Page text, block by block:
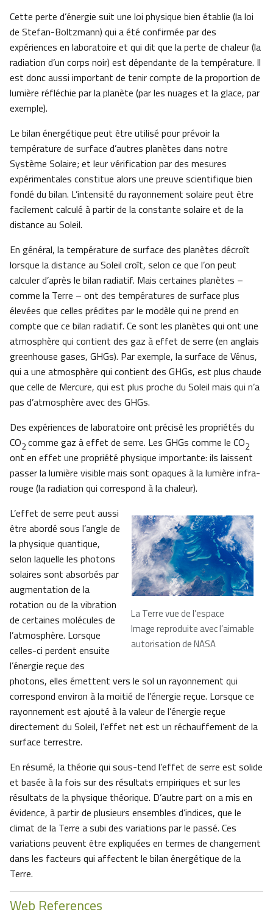
Cette perte d’énergie suit une loi physique bien établie (la loi
de Stefan-Boltzmann) qui a été confirmée par des
expériences en laboratoire et qui dit que la perte de chaleur (la
radiation d’un corps noir) est dépendante de la température. Il
est donc aussi important de tenir compte de la proportion de
lumière réfléchie par la planète (par les nuages et la glace, par
exemple).
Le bilan énergétique peut être utilisé pour prévoir la
température de surface d’autres planètes dans notre
Système Solaire; et leur vérification par des mesures
expérimentales constitue alors une preuve scientifique bien
fondé du bilan. L’intensité du rayonnement solaire peut être
facilement calculé à partir de la constante solaire et de la
distance au Soleil.
En général, la température de surface des planètes décroît
lorsque la distance au Soleil croît, selon ce que l’on peut
calculer d’après le bilan radiatif. Mais certaines planètes –
comme la Terre – ont des températures de surface plus
élevées que celles prédites par le modèle qui ne prend en
compte que ce bilan radiatif. Ce sont les planètes qui ont une
atmosphère qui contient des gaz à effet de serre (en anglais
greenhouse gases, GHGs). Par exemple, la surface de Vénus,
qui a une atmosphère qui contient des GHGs, est plus chaude
que celle de Mercure, qui est plus proche du Soleil mais qui n’a
pas d’atmosphère avec des GHGs.
Des expériences de laboratoire ont précisé les propriétés du
CO2 comme gaz à effet de serre. Les GHGs comme le CO2
ont en effet une propriété physique importante: ils laissent
passer la lumière visible mais sont opaques à la lumière infra-
rouge (la radiation qui correspond à la chaleur).
La Terre vue de l’espace
Image reproduite avec l’aimable
autorisation de NASA
L’effet de serre peut aussi
être abordé sous l’angle de
la physique quantique,
selon laquelle les photons
solaires sont absorbés par
augmentation de la
rotation ou de la vibration
de certaines molécules de
l’atmosphère. Lorsque
celles-ci perdent ensuite
l’énergie reçue des
photons, elles émettent vers le sol un rayonnement qui
correspond environ à la moitié de l’énergie reçue. Lorsque ce
rayonnement est ajouté à la valeur de l’énergie reçue
directement du Soleil, l’effet net est un réchauffement de la
surface terrestre.
En résumé, la théorie qui sous-tend l’effet de serre est solide
et basée à la fois sur des résultats empiriques et sur les
résultats de la physique théorique. D’autre part on a mis en
évidence, à partir de plusieurs ensembles d’indices, que le
climat de la Terre a subi des variations par le passé. Ces
variations peuvent être expliquées en termes de changement
dans les facteurs qui affectent le bilan énergétique de la
Terre.
Web References